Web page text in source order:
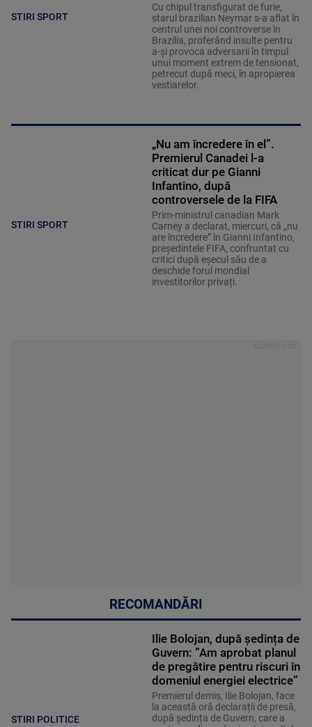
STIRI SPORT
Cu chipul transfigurat de furie,
starul brazilian Neymar s-a aflat în
centrul unei noi controverse în
Brazilia, proferând insulte pentru
a-și provoca adversarii în timpul
unui moment extrem de tensionat,
petrecut după meci, în apropierea
vestiarelor.
STIRI SPORT
„Nu am încredere în el”.
Premierul Canadei l-a
criticat dur pe Gianni
Infantino, după
controversele de la FIFA
Prim-ministrul canadian Mark
Carney a declarat, miercuri, că „nu
are încredere” în Gianni Infantino,
președintele FIFA, confruntat cu
critici după eșecul său de a
deschide forul mondial
investitorilor privați.
RECOMANDĂRI
STIRI POLITICE
Ilie Bolojan, după ședința de
Guvern: ”Am aprobat planul
de pregătire pentru riscuri în
domeniul energiei electrice”
Premierul demis, Ilie Bolojan, face
la această oră declarații de presă,
după ședința de Guvern, care a